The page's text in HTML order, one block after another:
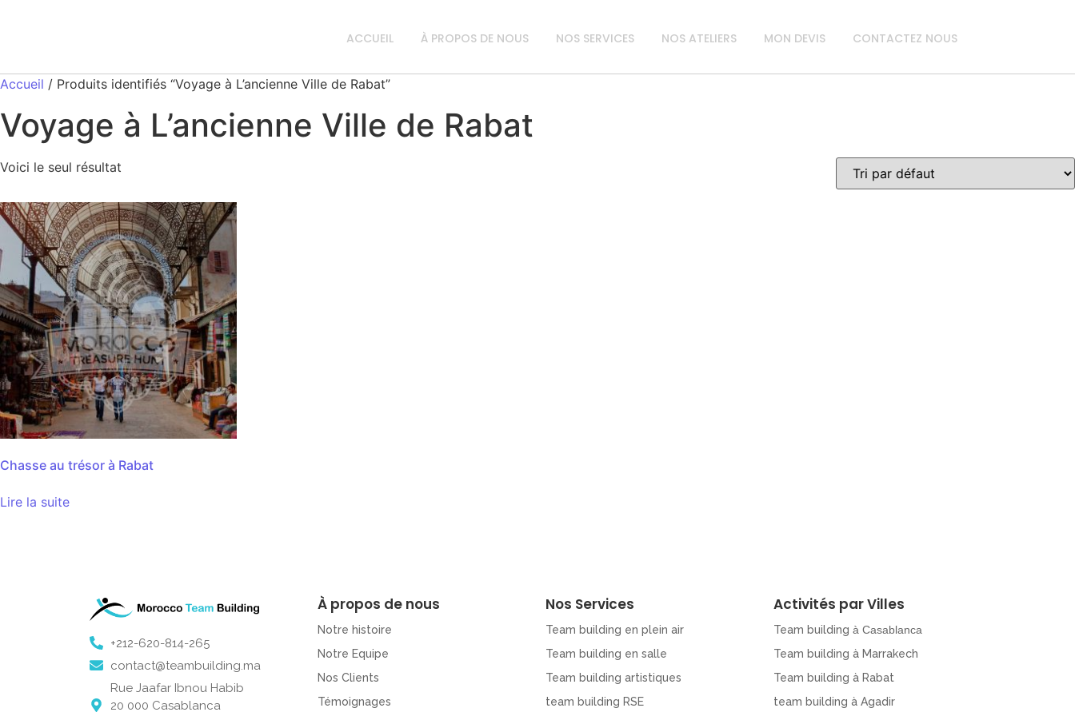
ACCUEIL À PROPOS DE NOUS NOS SERVICES NOS ATELIERS MON DEVIS CONTACTEZ NOUS
Accueil / Produits identifiés “Voyage à L’ancienne Ville de Rabat”
Voyage à L’ancienne Ville de Rabat
Voici le seul résultat
Chasse au trésor à Rabat
Lire la suite
+212-620-814-265
contact@teambuilding.ma
Rue Jaafar Ibnou Habib
20 000 Casablanca
À propos de nous
Notre histoire
Notre Equipe
Nos Clients
Témoignages
Nos Services
Team building en plein air
Team building en salle
Team building artistiques
team building RSE
Activités par Villes
Team building à Casablanca
Team building à Marrakech
Team building à Rabat
team building à Agadir